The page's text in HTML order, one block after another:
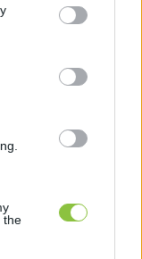
You may click to
party tags to
in below Google
the
a fegyvert,
–